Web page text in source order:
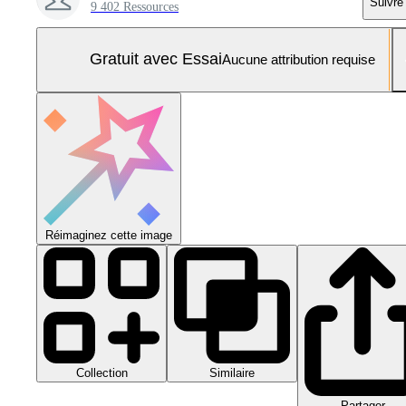
9 402 Ressources
Gratuit avec EssaiAucune attribution requise
Réimaginez cette image
Collection Similaire